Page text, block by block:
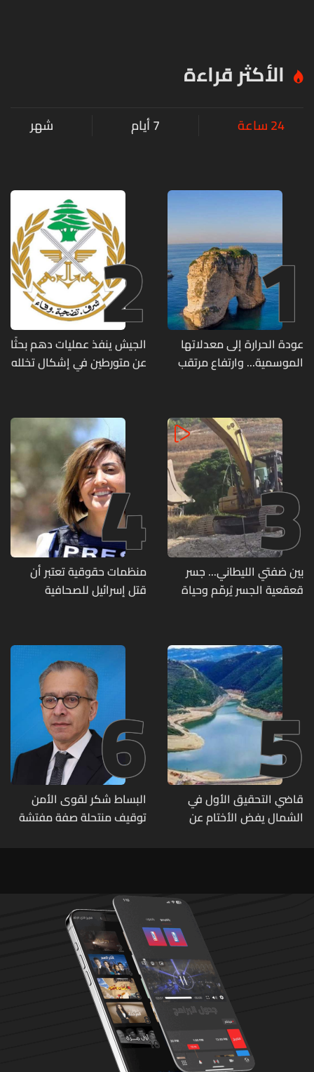
الأكثر قراءة
24 ساعة 7 أيام شهر
1
عودة الحرارة إلى معدلاتها
الموسمية... وارتفاع مرتقب
2
الجيش ينفذ عمليات دهم بحثًا
عن متورطين في إشكال تخلله
مزروعة بالماريجوانا
3
بين ضفتي الليطاني... جسر
قعقعية الجسر يُرمّم وحياة
4
منظمات حقوقية تعتبر أن
قتل إسرائيل للصحافية
5
قاضي التحقيق الأول في
الشمال يفض الأختام عن
6
البساط شكر لقوى الأمن
توقيف منتحلة صفة مفتشة